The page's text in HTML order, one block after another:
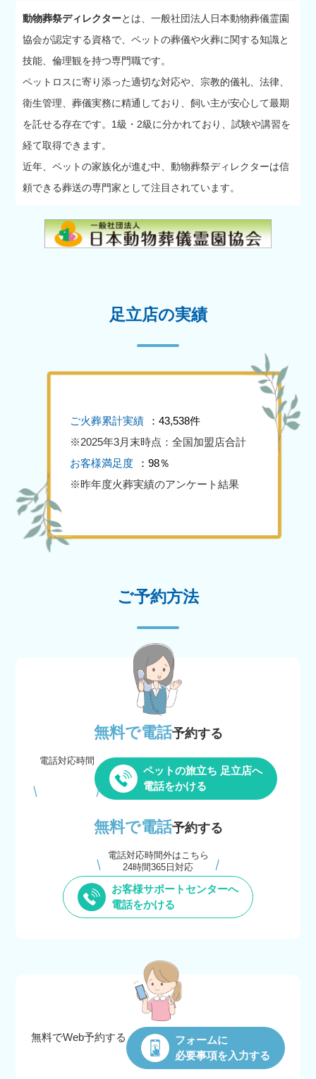
動物葬祭ディレクターとは、一般社団法人日本動物葬儀霊園
協会が認定する資格で、ペットの葬儀や火葬に関する知識と
技能、倫理観を持つ専門職です。
ペットロスに寄り添った適切な対応や、宗教的儀礼、法律、
衛生管理、葬儀実務に精通しており、飼い主が安心して最期
を託せる存在です。1級・2級に分かれており、試験や講習を
経て取得できます。
近年、ペットの家族化が進む中、動物葬祭ディレクターは信
頼できる葬送の専門家として注目されています。
足立店の実績
ご火葬累計実績
：43,538件
※2025年3月末時点：全国加盟店合計
お客様満足度
：98％
※昨年度火葬実績のアンケート結果
ご予約方法
無料で電話予約する
電話対応時間
ペットの旅立ち 足立店へ
電話をかける
無料で電話予約する
電話対応時間外はこちら
24時間365日対応
お客様サポートセンターへ
電話をかける
無料でWeb予約する
フォームに
必要事項を入力する